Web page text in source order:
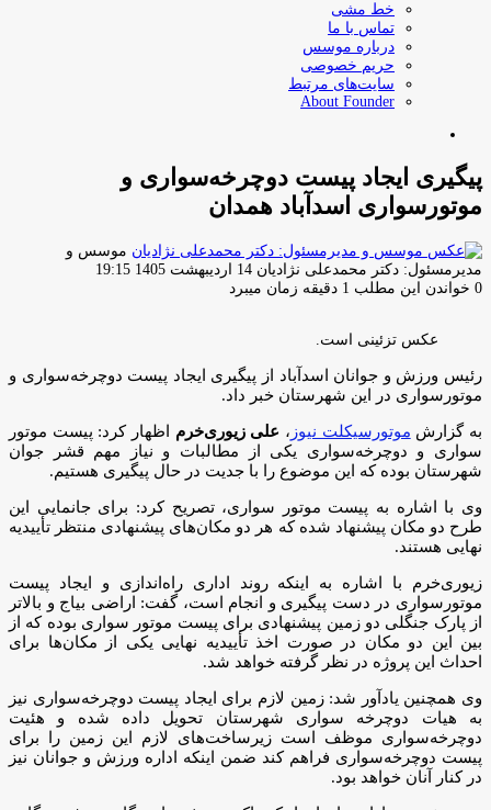
خط مشی
تماس با ما
درباره موسس
حریم خصوصی
سایت‌های مرتبط
About Founder
پیگیری ایجاد پیست دوچرخه‌سواری و
موتورسواری اسدآباد همدان
موسس و
مدیرمسئول: دکتر محمدعلی نژادیان ارسال
ایمیل
14 اردیبهشت 1405 19:15
0 خواندن این مطلب 1 دقیقه زمان میبرد
عکس تزئینی است.
رئیس ورزش و جوانان اسدآباد از پیگیری ایجاد پیست دوچرخه‌سواری و
موتورسواری در این شهرستان خبر داد.
به گزارش موتورسیکلت نیوز ، علی زیوری‌خرم اظهار کرد: پیست موتور
سواری و دوچرخه‌سواری یکی از مطالبات و نیاز مهم قشر جوان
شهرستان بوده که این موضوع را با جدیت در حال پیگیری هستیم.
وی با اشاره به پیست موتور سواری، تصریح کرد: برای جانمایی این
طرح دو مکان پیشنهاد شده که هر دو مکان‌های پیشنهادی منتظر تأییدیه
نهایی هستند.
زیوری‌خرم با اشاره به اینکه روند اداری راه‌اندازی و ایجاد پیست
موتورسواری در دست پیگیری و انجام است، گفت: اراضی بیاج و بالاتر
از پارک جنگلی دو زمین پیشنهادی برای پیست موتور سواری بوده که از
بین این دو مکان در صورت اخذ تأییدیه نهایی یکی از مکان‌ها برای
احداث این پروژه در نظر گرفته خواهد شد.
وی همچنین یادآور شد: زمین لازم برای ایجاد پیست دوچرخه‌سواری نیز
به هیات دوچرخه سواری شهرستان تحویل داده شده و هئیت
دوچرخه‌سواری موظف است زیرساخت‌های لازم این زمین را برای
پیست دوچرخه‌سواری فراهم کند ضمن اینکه اداره ورزش و جوانان نیز
در کنار آنان خواهد بود.